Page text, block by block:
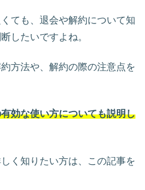
ても、退会や解約について知
したいですよね。
方法や、解約の際の注意点を
効な使い方についても説明し
く知りたい方は、この記事を